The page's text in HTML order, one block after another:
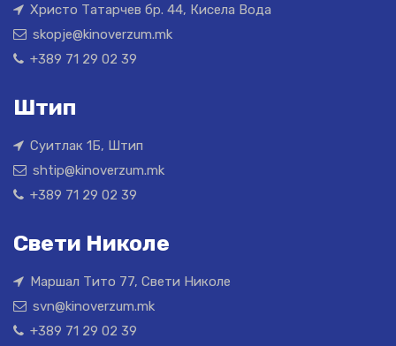
Христо Татарчев бр. 44, Кисела Вода
skopje@kinoverzum.mk
+389 71 29 02 39
Штип
Суитлак 1Б, Штип
shtip@kinoverzum.mk
+389 71 29 02 39
Свети Николе
Маршал Тито 77, Свети Николе
svn@kinoverzum.mk
+389 71 29 02 39